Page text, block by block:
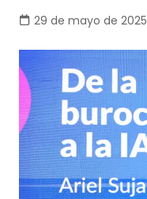
29 de mayo de 2025